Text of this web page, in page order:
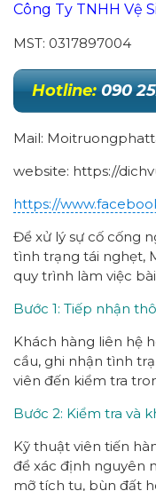
Công Ty TNHH Vệ
MST: 0317897004
Hotline: 090
Mail:
website: https://
https://
Để xử lý sự cố cống
tình trạng tái nghẹt,
quy trình làm việc
Bước 1: Tiếp nhận
Khách hàng liên hệ
cầu, ghi nhận tình
viên đến kiểm tra
Bước 2: Kiểm tra và
Kỹ thuật viên tiến
để xác định nguyên
mỡ tích tụ, bùn đất